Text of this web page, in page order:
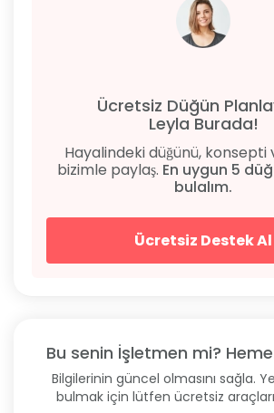
Ücretsiz Düğün
Leyla Burada!
Hayalindeki düğünü, konsepti
bizimle paylaş. En uygun 5
bulalım.
Ücretsiz Destek Al
Bu senin İşletmen mi?
Bilgilerinin güncel olmasını sağla.
bulmak için lütfen ücretsiz